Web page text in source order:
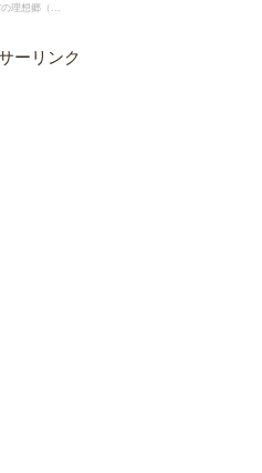
理想郷（...
ーリンク